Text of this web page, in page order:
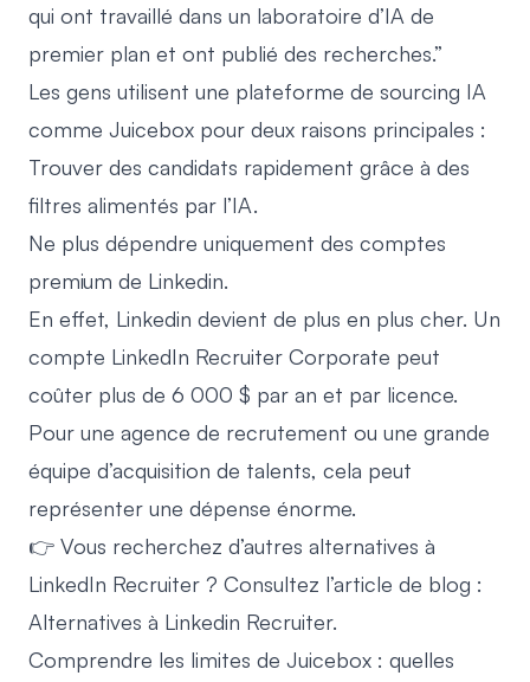
qui ont travaillé dans un laboratoire d’IA de
premier plan et ont publié des recherches.”
Les gens utilisent une plateforme de sourcing IA
comme Juicebox pour deux raisons principales :
Trouver des candidats rapidement grâce à des
filtres alimentés par l’IA.
Ne plus dépendre uniquement des comptes
premium de Linkedin.
En effet, Linkedin devient de plus en plus cher. Un
compte LinkedIn Recruiter Corporate peut
coûter plus de 6 000 $ par an et par licence.
Pour une agence de recrutement ou une grande
équipe d’acquisition de talents, cela peut
représenter une dépense énorme.
👉 Vous recherchez d’autres alternatives à
LinkedIn Recruiter ? Consultez l’article de blog :
Alternatives à Linkedin Recruiter.
Comprendre les limites de Juicebox : quelles